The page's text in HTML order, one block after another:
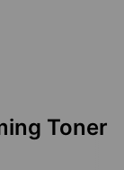
Toner